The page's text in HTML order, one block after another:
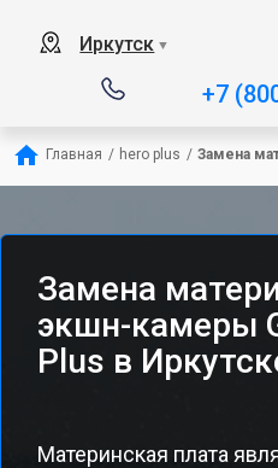
Иркутск ▼
+7
Главная / hero plus / Замена
Замена
экшн-камеры
Plus в
Материнская плата